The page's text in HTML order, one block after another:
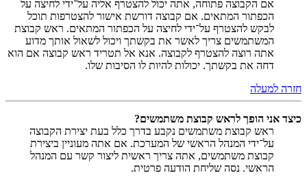
אם הקבוצה פתוחה, אתה יכול להצטרף אליה על־ידי לחיצה על
הכפתור המתאים. אם קבוצה דורשת אישור להצטרפות תוכל
לבקש להצטרף על־ידי לחיצה על הכפתור המתאים. ראש קבוצת
המשתמשים צריך לאשר את בקשתך ויכול לשאול אותך מדוע
אתה רוצה להצטרף לקבוצה. אנא אל תטריד ראש קבוצה אם הוא
דחה את בקשתך. יכולות להיות לו הסיבות שלו.
חזרה למעלה
כיצד אני הופך לראש קבוצת משתמשים?
ראש קבוצת משתמשים נקבע בדרך כלל בעת יצירת הקבוצה
על־ידי המנהל הראשי של המערכת. אם אתה מעוניין ביצירת
קבוצת משתמשים, אתה צריך ראשית ליצור קשר עם המנהל
הראשי. נסה שליחת הודעה פרטית.